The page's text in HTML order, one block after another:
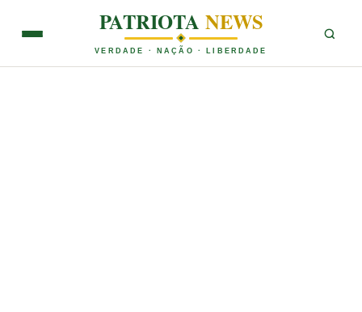
PATRIOTANEWS
VERDADE · NAÇÃO · LIBERDADE